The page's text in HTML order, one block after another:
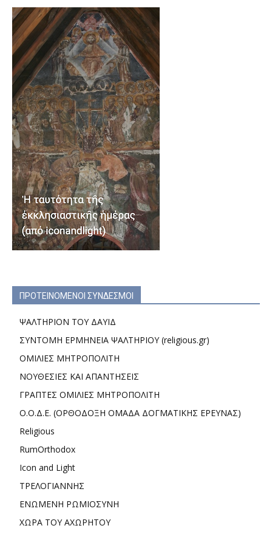
ΠΡΟΤΕΙΝΟΜΕΝΟΙ ΣΥΝΔΕΣΜΟΙ
ΨΑΛΤΗΡΙΟΝ ΤΟΥ ΔΑΥΙΔ
ΣΥΝΤΟΜΗ ΕΡΜΗΝΕΙΑ ΨΑΛΤΗΡΙΟΥ (religious.gr)
ΟΜΙΛΙΕΣ ΜΗΤΡΟΠΟΛΙΤΗ
ΝΟΥΘΕΣΙΕΣ ΚΑΙ ΑΠΑΝΤΗΣΕΙΣ
ΓΡΑΠΤΕΣ ΟΜΙΛΙΕΣ ΜΗΤΡΟΠΟΛΙΤΗ
Ο.Ο.Δ.Ε. (ΟΡΘΟΔΟΞΗ ΟΜΑΔΑ ΔΟΓΜΑΤΙΚΗΣ ΕΡΕΥΝΑΣ)
Religious
RumOrthodox
Icon and Light
ΤΡΕΛΟΓΙΑΝΝΗΣ
ΕΝΩΜΕΝΗ ΡΩΜΙΟΣΥΝΗ
ΧΩΡΑ ΤΟΥ ΑΧΩΡΗΤΟΥ